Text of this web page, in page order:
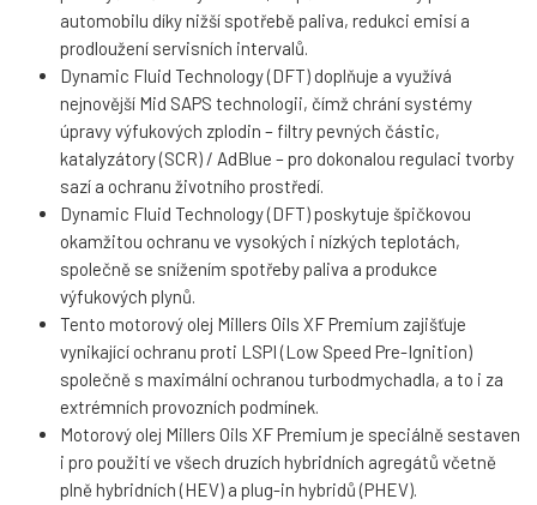
automobilu díky nižší spotřebě paliva, redukci emisí a
prodloužení servisních intervalů.
Dynamic Fluid Technology (DFT) doplňuje a využívá
nejnovější Mid SAPS technologii, čímž chrání systémy
úpravy výfukových zplodin – filtry pevných částic,
katalyzátory (SCR) / AdBlue – pro dokonalou regulaci tvorby
sazí a ochranu životního prostředí.
Dynamic Fluid Technology (DFT) poskytuje špičkovou
okamžitou ochranu ve vysokých i nízkých teplotách,
společně se snížením spotřeby paliva a produkce
výfukových plynů.
Tento motorový olej Millers Oils XF Premium zajišťuje
vynikající ochranu proti LSPI (Low Speed Pre-Ignition)
společně s maximální ochranou turbodmychadla, a to i za
extrémních provozních podmínek.
Motorový olej Millers Oils XF Premium je speciálně sestaven
i pro použití ve všech druzích hybridních agregátů včetně
plně hybridních (HEV) a plug-in hybridů (PHEV).